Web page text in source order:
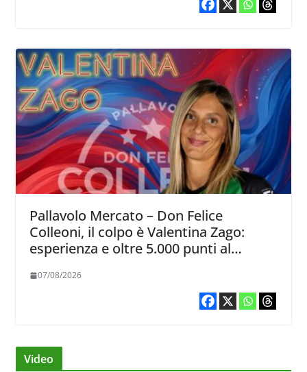
Pallavolo Mercato – Don Felice
Colleoni, il colpo è Valentina Zago:
esperienza e oltre 5.000 punti al
07/08/2026
Video